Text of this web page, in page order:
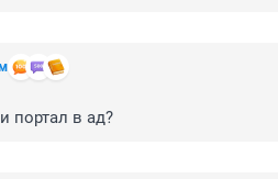
портал в ад?